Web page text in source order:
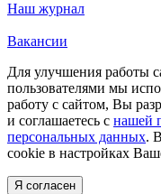
Наш журнал
Вакансии
Для улучшения работы
пользователями мы
работу с сайтом, Вы
и соглашаетесь с нашей
персональных данных.
cookie в настройках
Я согласен